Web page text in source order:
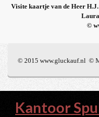
Visite kaartje van de Heer
©
© 2015 www.gluckauf.nl ©
Kantoor